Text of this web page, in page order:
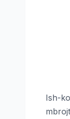
Ish-